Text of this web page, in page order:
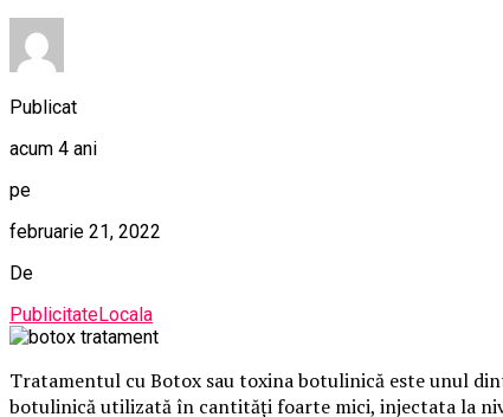
Publicat
acum 4 ani
pe
februarie 21, 2022
De
PublicitateLocala
Tratamentul cu Botox sau toxina botulinică este unul
botulinică utilizată în cantităţi foarte mici, injectata la